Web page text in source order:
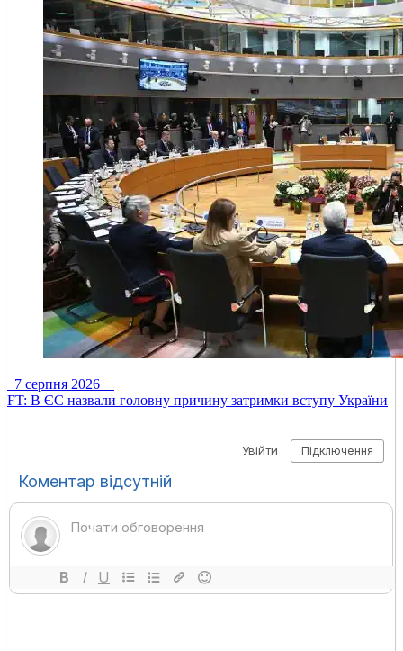
7 серпня 2026
FT: В ЄС назвали головну причину затримки вступу України